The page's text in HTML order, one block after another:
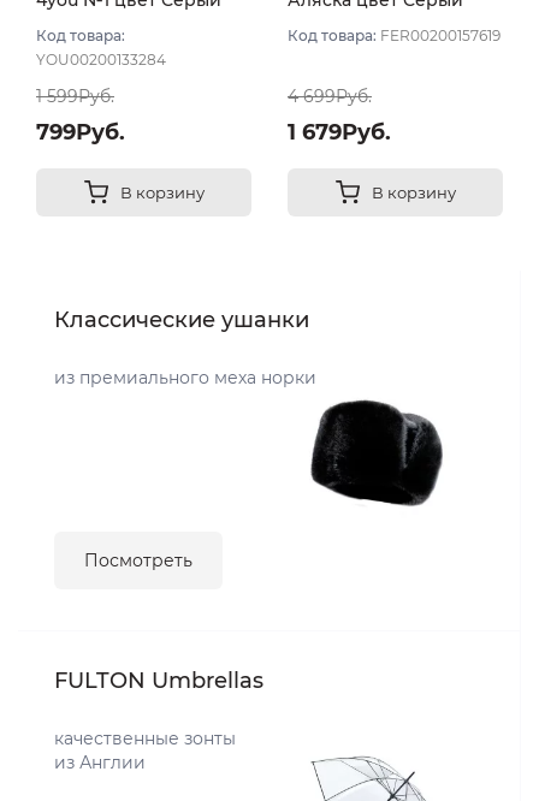
Код товара:
YOU00200133284
1 599Руб.
799Руб.
В корзину
Код товара: FER00200157619
4 699Руб.
1 679Руб.
В корзину
Классические ушанки
из премиального меха норки
Посмотреть
FULTON Umbrellas
качественные зонты
из Англии